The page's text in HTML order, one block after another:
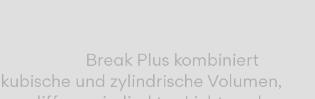
Break Plus kombiniert
kubische und zylindrische Volumen,